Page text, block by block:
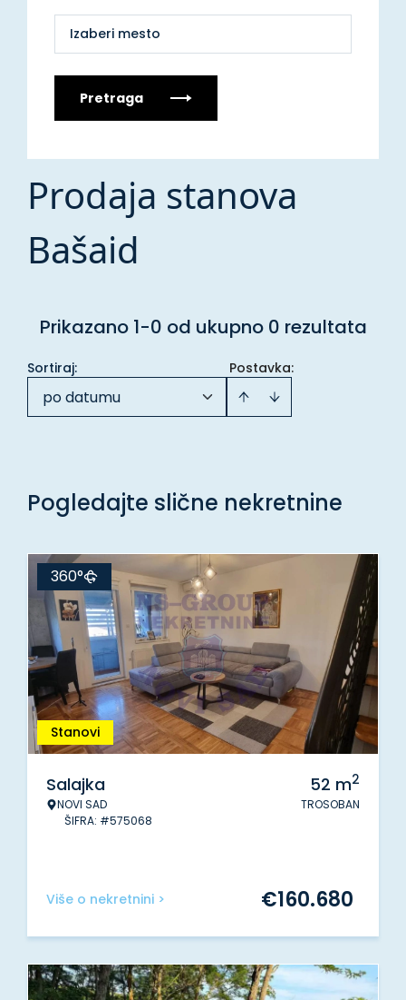
Izaberi mesto
Pretraga
Prodaja stanova
Bašaid
Prikazano 1-0 od ukupno 0 rezultata
Postavka:
Sortiraj:
po datumu
Pogledajte slične nekretnine
Stanovi
360°
Salajka
NOVI SAD
ŠIFRA: #575068
52 m2
TROSOBAN
Više o nekretnini > €160.680